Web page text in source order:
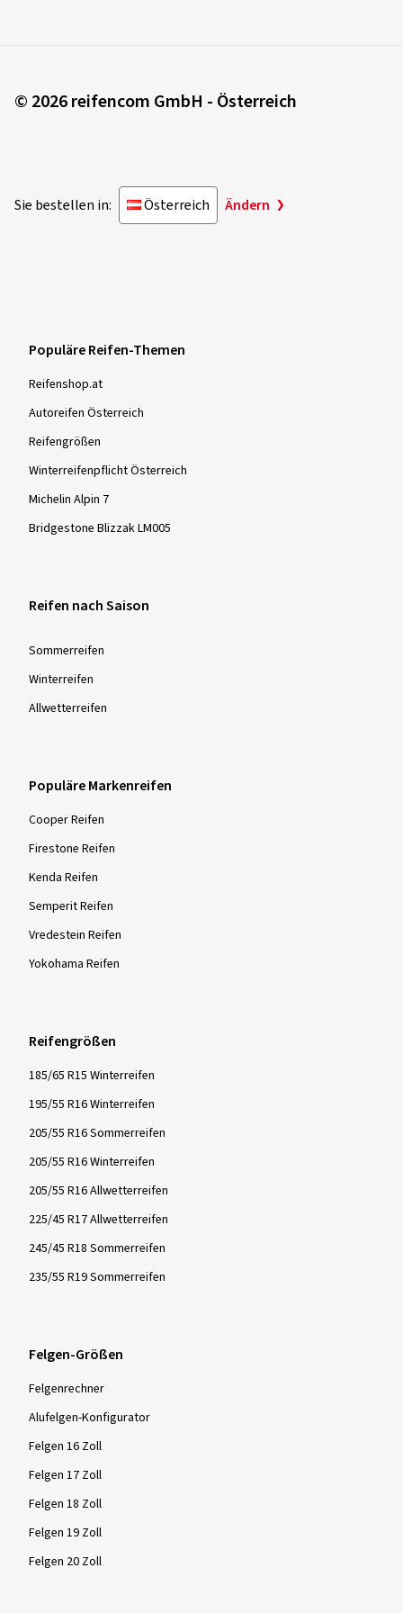
© 2026 reifencom GmbH - Österreich
Sie bestellen in: Österreich Ändern
Populäre Reifen-Themen
Reifenshop.at
Autoreifen Österreich
Reifengrößen
Winterreifenpflicht Österreich
Michelin Alpin 7
Bridgestone Blizzak LM005
Reifen nach Saison
Sommer­reifen
Winter­reifen
Allwetter­reifen
Populäre Markenreifen
Cooper Reifen
Firestone Reifen
Kenda Reifen
Semperit Reifen
Vredestein Reifen
Yokohama Reifen
Reifengrößen
185/65 R15 Winterreifen
195/55 R16 Winterreifen
205/55 R16 Sommerreifen
205/55 R16 Winterreifen
205/55 R16 Allwetterreifen
225/45 R17 Allwetterreifen
245/45 R18 Sommerreifen
235/55 R19 Sommerreifen
Felgen-Größen
Felgenrechner
Alufelgen-Konfigurator
Felgen 16 Zoll
Felgen 17 Zoll
Felgen 18 Zoll
Felgen 19 Zoll
Felgen 20 Zoll